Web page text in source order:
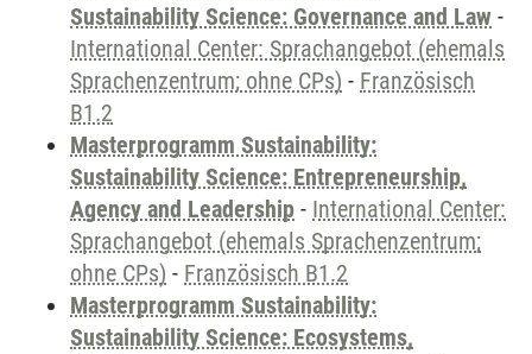
Sustainability Science: Governance and Law -
International Center: Sprachangebot (ehemals
Sprachenzentrum; ohne CPs) - Französisch
B1.2
Masterprogramm Sustainability:
Sustainability Science: Entrepreneurship,
Agency and Leadership - International Center:
Sprachangebot (ehemals Sprachenzentrum;
ohne CPs) - Französisch B1.2
Masterprogramm Sustainability:
Sustainability Science: Ecosystems,